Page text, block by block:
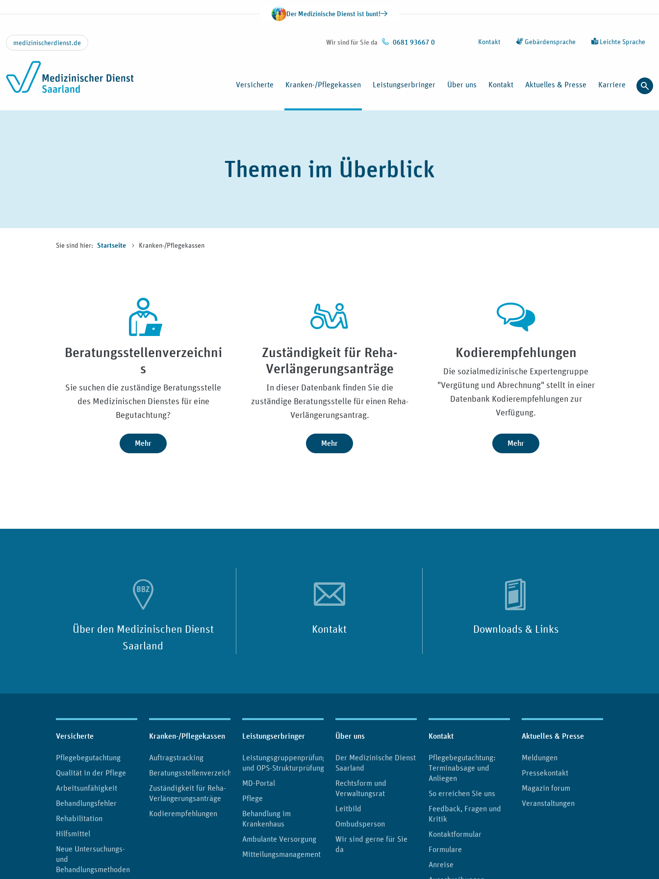
Der Medizinische Dienst ist bunt!
medizinischerdienst.de Wir sind für Sie da 0681 93667 0 Kontakt Gebärdensprache Leichte Sprache
Versicherte Kranken-/Pflegekassen Leistungserbringer Über uns Kontakt Aktuelles & Presse Karriere
Themen im Überblick
Sie sind hier: Startseite Kranken-/Pflegekassen
Beratungsstellenverzeichni
s
Sie suchen die zuständige Beratungsstelle
des Medizinischen Dienstes für eine
Begutachtung?
Mehr
Zuständigkeit für Reha-
Verlängerungsanträge
In dieser Datenbank finden Sie die
zuständige Beratungsstelle für einen Reha-
Verlängerungsantrag.
Mehr
Kodierempfehlungen
Die sozialmedizinische Expertengruppe
"Vergütung und Abrechnung" stellt in einer
Datenbank Kodierempfehlungen zur
Verfügung.
Mehr
Über den Medizinischen Dienst
Saarland
Kontakt Downloads & Links
Inhaltsübersicht
Versicherte
Pflegebegutachtung
Qualität in der Pflege
Arbeitsunfähigkeit
Behandlungsfehler
Rehabilitation
Hilfsmittel
Neue Untersuchungs-
und
Behandlungsmethoden
Kranken-/Pflegekassen
Auftragstracking
Beratungsstellenverzeichnis
Zuständigkeit für Reha-
Verlängerungsanträge
Kodierempfehlungen
Leistungserbringer
Leistungsgruppenprüfung
und OPS-Strukturprüfung
MD-Portal
Pflege
Behandlung im
Krankenhaus
Ambulante Versorgung
Mitteilungsmanagement
Über uns
Der Medizinische Dienst
Saarland
Rechtsform und
Verwaltungsrat
Leitbild
Ombudsperson
Wir sind gerne für Sie
da
Kontakt
Pflegebegutachtung:
Terminabsage und
Anliegen
So erreichen Sie uns
Feedback, Fragen und
Kritik
Kontaktformular
Formulare
Anreise
Aktuelles & Presse
Meldungen
Pressekontakt
Magazin forum
Veranstaltungen